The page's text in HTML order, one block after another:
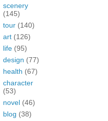
scenery
(145)
tour (140)
art (126)
life (95)
design (77)
health (67)
character
(53)
novel (46)
blog (38)